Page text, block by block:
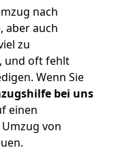
nach
aber auch
zu
und oft fehlt
Wenn Sie
bei uns
einen
von